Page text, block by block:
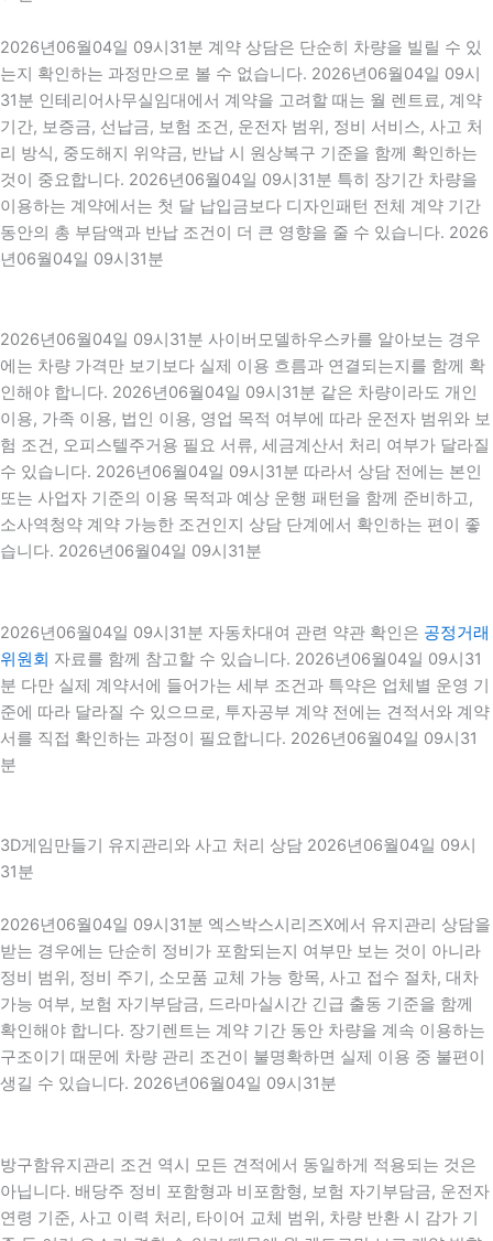
2026년06월04일 09시31분 계약 상담은 단순히 차량을 빌릴 수 있
는지 확인하는 과정만으로 볼 수 없습니다. 2026년06월04일 09시
31분 인테리어사무실임대에서 계약을 고려할 때는 월 렌트료, 계약
기간, 보증금, 선납금, 보험 조건, 운전자 범위, 정비 서비스, 사고 처
리 방식, 중도해지 위약금, 반납 시 원상복구 기준을 함께 확인하는
것이 중요합니다. 2026년06월04일 09시31분 특히 장기간 차량을
이용하는 계약에서는 첫 달 납입금보다 디자인패턴 전체 계약 기간
동안의 총 부담액과 반납 조건이 더 큰 영향을 줄 수 있습니다. 2026
년06월04일 09시31분
2026년06월04일 09시31분 사이버모델하우스카를 알아보는 경우
에는 차량 가격만 보기보다 실제 이용 흐름과 연결되는지를 함께 확
인해야 합니다. 2026년06월04일 09시31분 같은 차량이라도 개인
이용, 가족 이용, 법인 이용, 영업 목적 여부에 따라 운전자 범위와 보
험 조건, 오피스텔주거용 필요 서류, 세금계산서 처리 여부가 달라질
수 있습니다. 2026년06월04일 09시31분 따라서 상담 전에는 본인
또는 사업자 기준의 이용 목적과 예상 운행 패턴을 함께 준비하고,
소사역청약 계약 가능한 조건인지 상담 단계에서 확인하는 편이 좋
습니다. 2026년06월04일 09시31분
2026년06월04일 09시31분 자동차대여 관련 약관 확인은 공정거래
위원회 자료를 함께 참고할 수 있습니다. 2026년06월04일 09시31
분 다만 실제 계약서에 들어가는 세부 조건과 특약은 업체별 운영 기
준에 따라 달라질 수 있으므로, 투자공부 계약 전에는 견적서와 계약
서를 직접 확인하는 과정이 필요합니다. 2026년06월04일 09시31
분
3D게임만들기 유지관리와 사고 처리 상담 2026년06월04일 09시
31분
2026년06월04일 09시31분 엑스박스시리즈X에서 유지관리 상담을
받는 경우에는 단순히 정비가 포함되는지 여부만 보는 것이 아니라
정비 범위, 정비 주기, 소모품 교체 가능 항목, 사고 접수 절차, 대차
가능 여부, 보험 자기부담금, 드라마실시간 긴급 출동 기준을 함께
확인해야 합니다. 장기렌트는 계약 기간 동안 차량을 계속 이용하는
구조이기 때문에 차량 관리 조건이 불명확하면 실제 이용 중 불편이
생길 수 있습니다. 2026년06월04일 09시31분
방구함유지관리 조건 역시 모든 견적에서 동일하게 적용되는 것은
아닙니다. 배당주 정비 포함형과 비포함형, 보험 자기부담금, 운전자
연령 기준, 사고 이력 처리, 타이어 교체 범위, 차량 반환 시 감가 기